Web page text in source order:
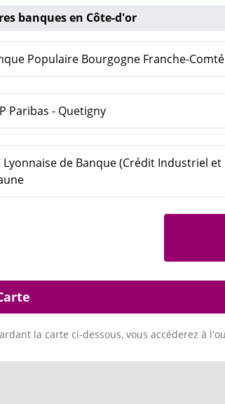
banques en Côte-d'or
Populaire Bourgogne Franche-
Paribas - Quetigny
Lyonnaise de Banque (Crédit Industriel
la carte ci-dessous, vous accéderez à